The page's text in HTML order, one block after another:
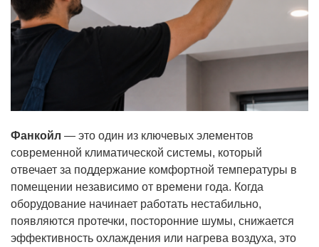
Фанкойл — это один из ключевых элементов
современной климатической системы, который
отвечает за поддержание комфортной температуры в
помещении независимо от времени года. Когда
оборудование начинает работать нестабильно,
появляются протечки, посторонние шумы, снижается
эффективность охлаждения или нагрева воздуха, это